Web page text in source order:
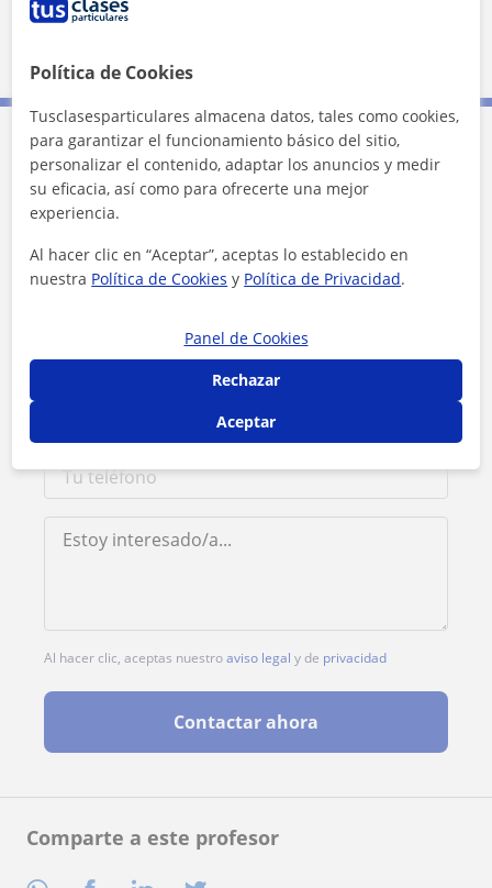
Comparte a este profesor
Contacta con Juan Carlos
Tarifa
1ª clase gratis
Al hacer clic, aceptas nuestroaviso legal y de privacidad
Contactar ahora
Política de Cookies
Tusclasesparticulares almacena datos, tales como cookies,
para garantizar el funcionamiento básico del sitio,
personalizar el contenido, adaptar los anuncios y medir
su eficacia, así como para ofrecerte una mejor
experiencia.
Al hacer clic en “Aceptar”, aceptas lo establecido en
nuestra Política de Cookies y Política de Privacidad.
Panel de Cookies
Rechazar
Aceptar